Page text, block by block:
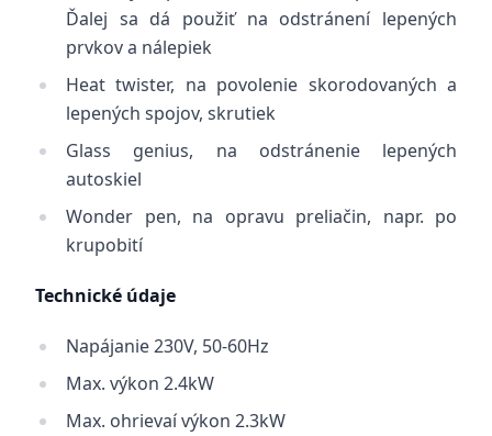
Ďalej sa dá použiť na odstránení lepených
prvkov a nálepiek
Heat twister, na povolenie skorodovaných a
lepených spojov, skrutiek
Glass genius, na odstránenie lepených
autoskiel
Wonder pen, na opravu preliačin, napr. po
krupobití
Technické údaje
Napájanie 230V, 50-60Hz
Max. výkon 2.4kW
Max. ohrievaí výkon 2.3kW